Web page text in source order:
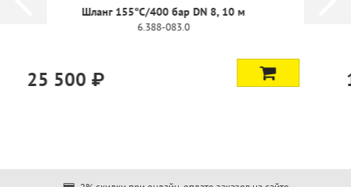
Шланг 155°C/315 бар DN 8, 10 м
6.391-342.0
14 500 ₽